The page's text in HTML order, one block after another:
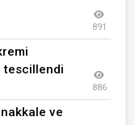
891
tescillendi
886
ve